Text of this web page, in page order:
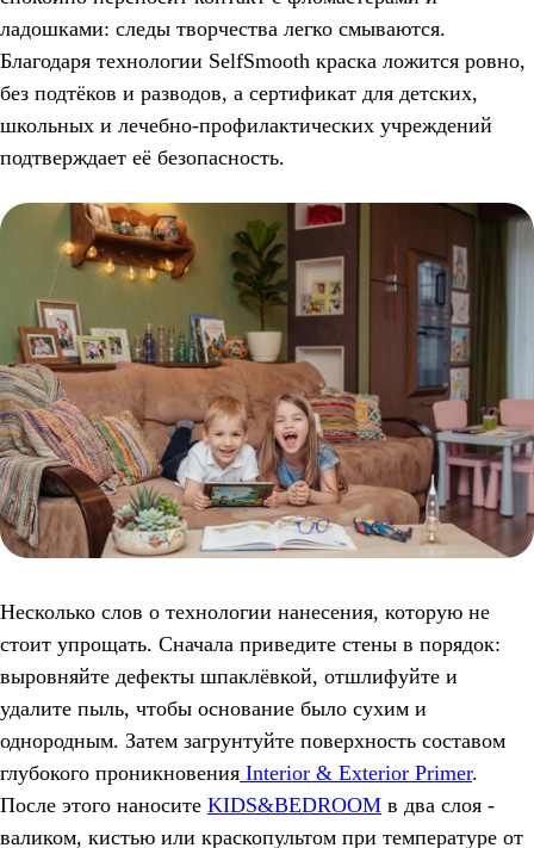
ладошками: следы творчества легко смываются.
Благодаря технологии SelfSmooth краска ложится ровно,
без подтёков и разводов, а сертификат для детских,
школьных и лечебно-профилактических учреждений
подтверждает её безопасность.
Несколько слов о технологии нанесения, которую не
стоит упрощать. Сначала приведите стены в порядок:
выровняйте дефекты шпаклёвкой, отшлифуйте и
удалите пыль, чтобы основание было сухим и
однородным. Затем загрунтуйте поверхность составом
глубокого проникновения Interior & Exterior Primer.
После этого наносите KIDS&BEDROOM в два слоя -
валиком, кистью или краскопультом при температуре от